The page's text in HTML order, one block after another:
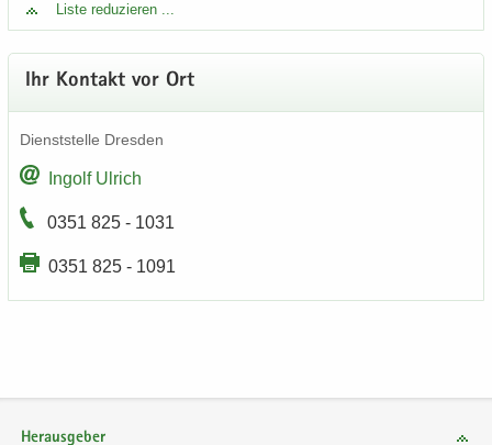
Liste re­du­zie­ren ...
Ihr Kon­takt vor Ort
Dienst­stel­le Dres­den
In­golf Ul­rich
0351 825 - 1031
0351 825 - 1091
Herausgeber